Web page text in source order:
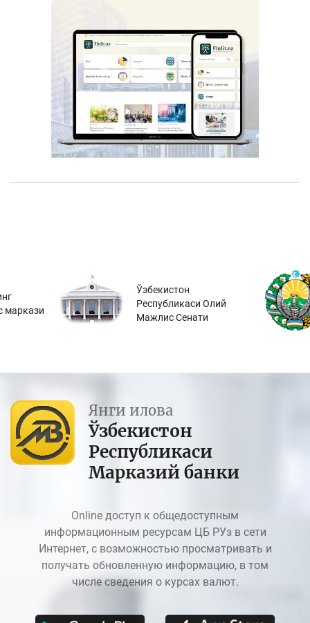
маркази
Ўзбекистон
Республикаси Олий
Мажлис Сенати
Янги илова
Ўзбекистон
Республикаси
Марказий банки
Online доступ к общедоступным
информационным ресурсам ЦБ РУз в сети
Интернет, с возможностью просматривать и
получать обновленную информацию, в том
числе сведения о курсах валют.